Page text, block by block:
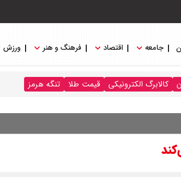
جامعه اقتصاد فرهنگ و هنر ورزش
کالابرگ الکترونیکی قیمت طلا تنگه هرمز